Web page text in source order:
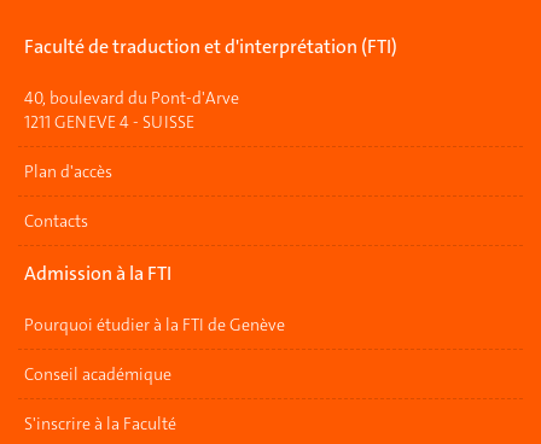
Faculté de traduction et d'interprétation (FTI)
40, boulevard du Pont-d'Arve
1211 GENEVE 4 - SUISSE
Plan d'accès
Contacts
Admission à la FTI
Pourquoi étudier à la FTI de Genève
Conseil académique
S'inscrire à la Faculté